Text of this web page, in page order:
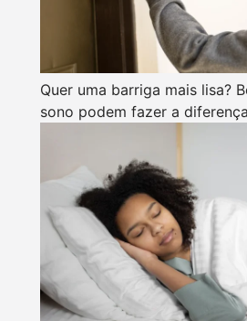
Quer uma barriga mais lisa?
sono podem fazer a diferença